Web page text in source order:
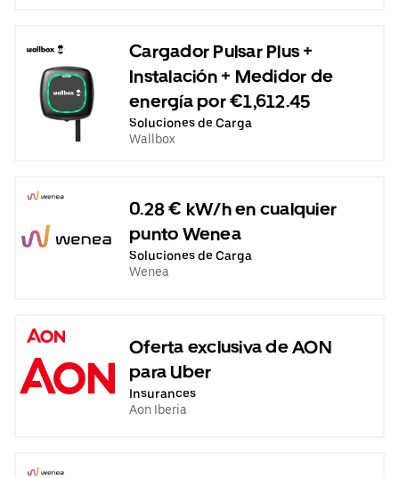
Cargador Pulsar Plus +
Instalación + Medidor de
energía por €1,612.45
Soluciones de Carga
Wallbox
0.28 € kW/h en cualquier
punto Wenea
Soluciones de Carga
Wenea
Oferta exclusiva de AON
para Uber
Insurances
Aon Iberia